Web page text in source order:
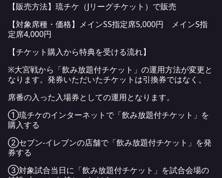
【販売方法】琉チケ（Jリーグチケット）で販売
【対象席種・価格】メインSS指定席5,000円 メインS指
定席4,000円
【チケット購入から特典を受ける流れ】
※大宮戦から「飲み放題付チケット」の運用方法が変更と
なります。発券いただいたチケットは引換券ではなく、
席番の入った入場券としての運用となります。
①琉チケのインターネットで「飲み放題付チケット」を
購入する
②セブン‐イレブンの店舗で「飲み放題付チケット」を発
券する
③対象試合当日に「飲み放題付チケット」を試合会場の